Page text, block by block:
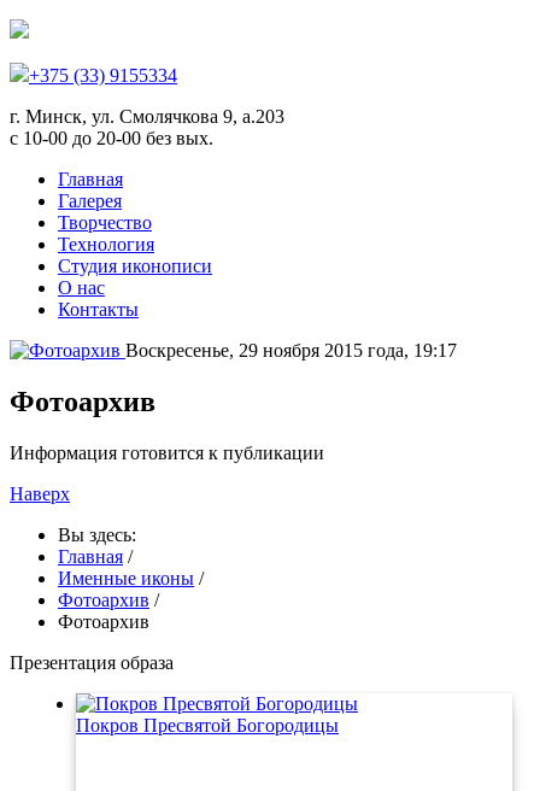
+375 (33) 9155334
г. Минск, ул. Смолячкова 9, а.203
с 10-00 до 20-00 без вых.
Главная
Галерея
Творчество
Технология
Студия иконописи
О нас
Контакты
Воскресенье, 29 ноября 2015 года, 19:17
Фотоархив
Информация готовится к публикации
Наверх
Вы здесь:
Главная /
Именные иконы /
Фотоархив /
Фотоархив
Презентация образа
Покров Пресвятой Богородицы